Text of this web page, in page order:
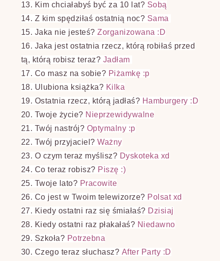
13. Kim chciałabyś być za 10 lat? Sobą
14. Z kim spędziłaś ostatnią noc? Sama
15. Jaka nie jesteś?Zorganizowana :D
16. Jaka jest ostatnia rzecz, którą robiłaś przed
tą, którą robisz teraz? Jadłam
17. Co masz na sobie? Piżamkę :p
18. Ulubiona książka? Kilka
19. Ostatnia rzecz, którą jadłaś? Hamburgery :D
20. Twoje życie? Nieprzewidywalne
21. Twój nastrój? Optymalny :p
22. Twój przyjaciel?Ważny
23. O czym teraz myślisz? Dyskoteka xd
24. Co teraz robisz? Piszę :)
25. Twoje lato? Pracowite
26. Co jest w Twoim telewizorze? Polsat xd
27. Kiedy ostatni raz się śmiałaś? Dzisiaj
28. Kiedy ostatni raz płakałaś? Niedawno
29. Szkoła? Potrzebna
30. Czego teraz słuchasz? After Party :D